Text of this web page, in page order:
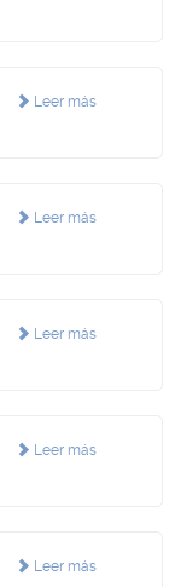
Leer más
Leer más
Leer más
Leer más
Leer más